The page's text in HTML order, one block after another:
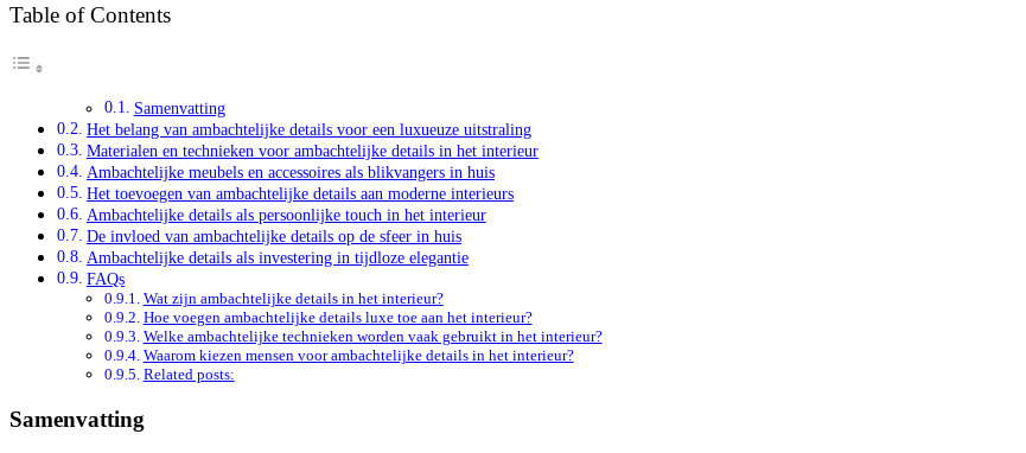
Table of Contents
Samenvatting
Het belang van ambachtelijke details voor een luxueuze uitstraling
Materialen en technieken voor ambachtelijke details in het interieur
Ambachtelijke meubels en accessoires als blikvangers in huis
Het toevoegen van ambachtelijke details aan moderne interieurs
Ambachtelijke details als persoonlijke touch in het interieur
De invloed van ambachtelijke details op de sfeer in huis
Ambachtelijke details als investering in tijdloze elegantie
FAQs
Wat zijn ambachtelijke details in het interieur?
Hoe voegen ambachtelijke details luxe toe aan het interieur?
Welke ambachtelijke technieken worden vaak gebruikt in het interieur?
Waarom kiezen mensen voor ambachtelijke details in het interieur?
Related posts:
Samenvatting